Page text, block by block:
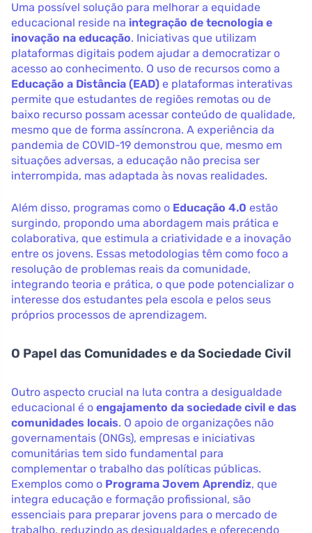
Uma possível solução para melhorar a equidade
educacional reside na integração de tecnologia e
inovação na educação. Iniciativas que utilizam
plataformas digitais podem ajudar a democratizar o
acesso ao conhecimento. O uso de recursos como a
Educação a Distância (EAD) e plataformas interativas
permite que estudantes de regiões remotas ou de
baixo recurso possam acessar conteúdo de qualidade,
mesmo que de forma assíncrona. A experiência da
pandemia de COVID-19 demonstrou que, mesmo em
situações adversas, a educação não precisa ser
interrompida, mas adaptada às novas realidades.
Além disso, programas como o Educação 4.0 estão
surgindo, propondo uma abordagem mais prática e
colaborativa, que estimula a criatividade e a inovação
entre os jovens. Essas metodologias têm como foco a
resolução de problemas reais da comunidade,
integrando teoria e prática, o que pode potencializar o
interesse dos estudantes pela escola e pelos seus
próprios processos de aprendizagem.
O Papel das Comunidades e da Sociedade Civil
Outro aspecto crucial na luta contra a desigualdade
educacional é o engajamento da sociedade civil e das
comunidades locais. O apoio de organizações não
governamentais (ONGs), empresas e iniciativas
comunitárias tem sido fundamental para
complementar o trabalho das políticas públicas.
Exemplos como o Programa Jovem Aprendiz, que
integra educação e formação profissional, são
essenciais para preparar jovens para o mercado de
trabalho, reduzindo as desigualdades e oferecendo